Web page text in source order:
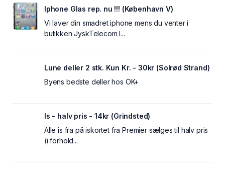
Iphone Glas rep. nu !!! (København V)
Vi laver din smadret iphone mens du venter i
butikken JyskTelecom I...
Lune deller 2 stk. Kun Kr. - 30kr (Solrød Strand)
Byens bedste deller hos OK+
Is - halv pris - 14kr (Grindsted)
Alle is fra på iskortet fra Premier sælges til halv pris
(i forhold...